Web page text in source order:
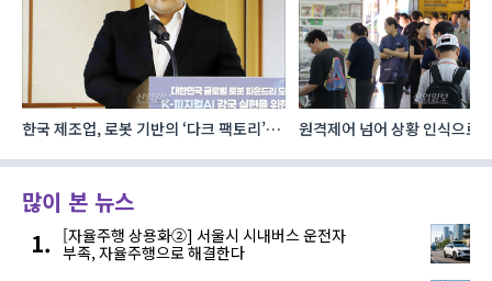
한국 제조업, 로봇 기반의 ‘다크 팩토리’로
원격제어 넘어 상황 인식으로,
많이 본 뉴스
[자율주행 상용화②] 서울시 시내버스 운전자
부족, 자율주행으로 해결한다